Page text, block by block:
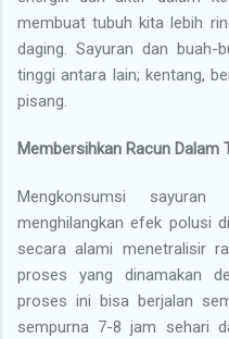
membuat tubuh kita lebih
daging. Sayuran dan buah-
tinggi antara lain; kentang,
pisang.
Membersihkan Racun Dalam
Mengkonsumsi
menghilangkan efek polusi
secara alami menetralisir
proses yang dinamakan
proses ini bisa berjalan
sempurna 7-8 jam sehari